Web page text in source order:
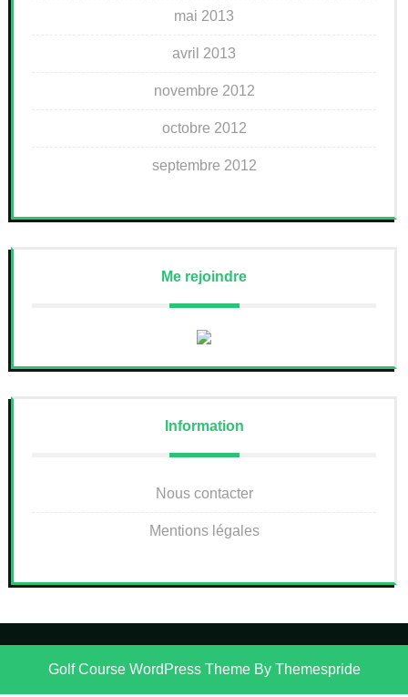
mai 2013
avril 2013
novembre 2012
octobre 2012
septembre 2012
Me rejoindre
Information
Nous contacter
Mentions légales
Golf Course WordPress ThemeBy Themespride